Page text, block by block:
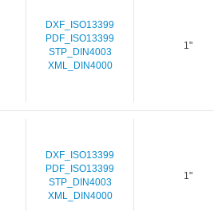
DXF_ISO13399
PDF_ISO13399
STP_DIN4003
XML_DIN4000
1"
DXF_ISO13399
PDF_ISO13399
STP_DIN4003
XML_DIN4000
1"